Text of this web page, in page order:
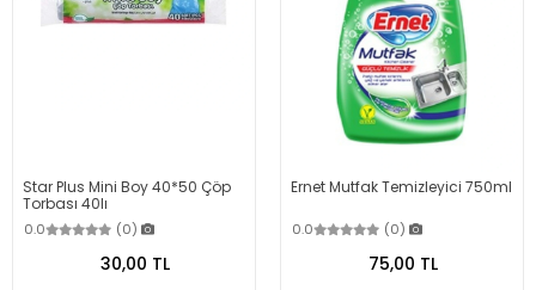
Star Plus Mini Boy 40*50 Çöp
Torbası 40lı
0.0 (0)
30,00 TL
Ernet Mutfak Temizleyici 750ml
0.0 (0)
75,00 TL